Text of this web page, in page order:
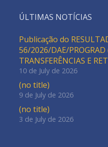
ÚLTIMAS NOTÍCIAS
Publicação do
56/2026/DAE/PROGRAD
TRANSFERÊNCIAS E
10 de July de 2026
(no title)
9 de July de 2026
(no title)
3 de July de 2026